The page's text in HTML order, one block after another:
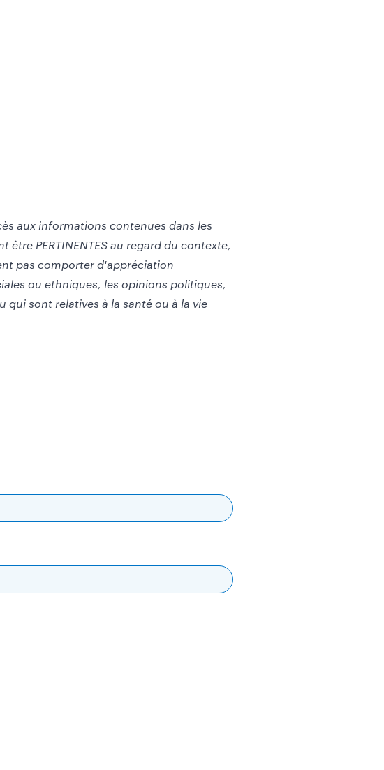
aux informations contenues dans les
PERTINENTES au regard du contexte,
pas comporter d'appréciation
ou ethniques, les opinions politiques,
sont relatives à la santé ou à la vie